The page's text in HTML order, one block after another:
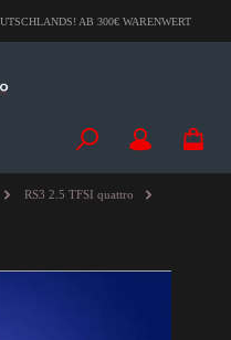
AB 300€ WARENWERT
RS3 2.5 TFSI quattro